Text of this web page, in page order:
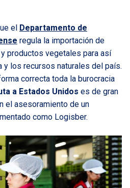
el Departamento de
regula la importación de
productos vegetales para así
y los recursos naturales del país.
correcta toda la burocracia
a Estados Unidos es de gran
el asesoramiento de un
como Logisber.